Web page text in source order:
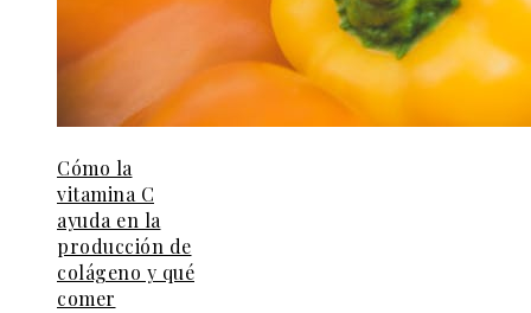
Cómo la
vitamina C
ayuda en la
producción de
colágeno y qué
comer